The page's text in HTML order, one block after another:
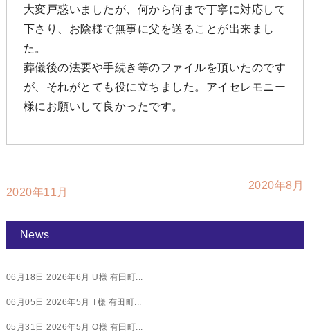
大変戸惑いましたが、何から何まで丁寧に対応して
下さり、お陰様で無事に父を送ることが出来まし
た。
葬儀後の法要や手続き等のファイルを頂いたのです
が、それがとても役に立ちました。アイセレモニー
様にお願いして良かったです。
2020年11月
2020年8月
News
06月18日 2026年6月 U様 有田町...
06月05日 2026年5月 T様 有田町...
05月31日 2026年5月 O様 有田町...